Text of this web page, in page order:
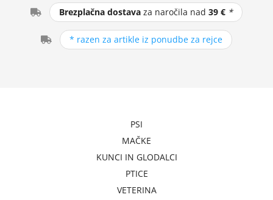
Brezplačna dostava za naročila nad39 € *
* razen za artikle iz ponudbe za rejce
PSI
MAČKE
KUNCI IN GLODALCI
PTICE
VETERINA